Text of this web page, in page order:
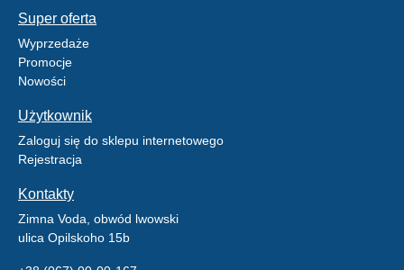
Super oferta
Wyprzedaże
Promocje
Nowości
Użytkownik
Zaloguj się do sklepu internetowego
Rejestracja
Kontakty
Zimna Voda, obwód lwowski
ulica Opilskoho 15b